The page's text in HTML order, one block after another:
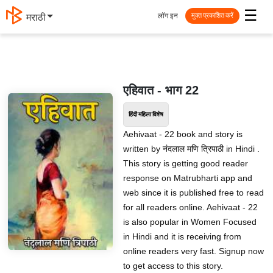
मराठी ☰
लॉग इन मुक्त प्रकाशित करें
एहिवात - भाग 22
हिंदी महिला विशेष
Aehivaat - 22 book and story is
written by नंदलाल मणि त्रिपाठी in Hindi .
This story is getting good reader
response on Matrubharti app and
web since it is published free to read
for all readers online. Aehivaat - 22
is also popular in Women Focused
in Hindi and it is receiving from
online readers very fast. Signup now
to get access to this story.